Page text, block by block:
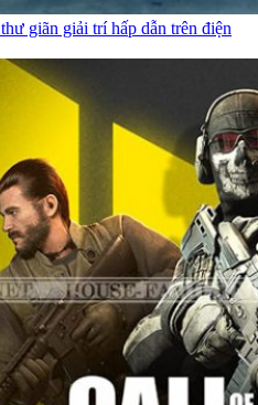
giãn giải trí hấp dẫn trên điện